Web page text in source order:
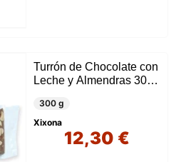
Turrón de Chocolate con
Leche y Almendras 300
300 g
Xixona
12,30 €